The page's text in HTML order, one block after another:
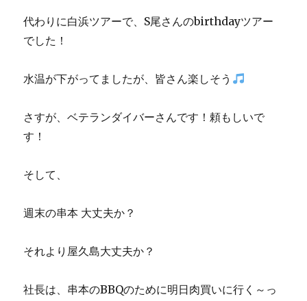
代わりに白浜ツアーで、S尾さんのbirthdayツアー
でした！
水温が下がってましたが、皆さん楽しそう
さすが、ベテランダイバーさんです！頼もしいで
す！
そして、
週末の串本 大丈夫か？
それより屋久島大丈夫か？
社長は、串本のBBQのために明日肉買いに行く～っ